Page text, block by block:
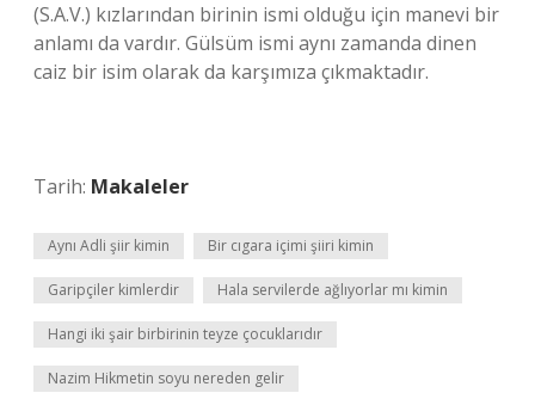
(S.A.V.) kızlarından birinin ismi olduğu için manevi bir
anlamı da vardır. Gülsüm ismi aynı zamanda dinen
caiz bir isim olarak da karşımıza çıkmaktadır.
Tarih: Makaleler
Aynı Adli şiir kimin Bir cıgara içimi şiiri kimin
Garipçiler kimlerdir Hala servilerde ağlıyorlar mı kimin
Hangi iki şair birbirinin teyze çocuklarıdır
Nazim Hikmetin soyu nereden gelir